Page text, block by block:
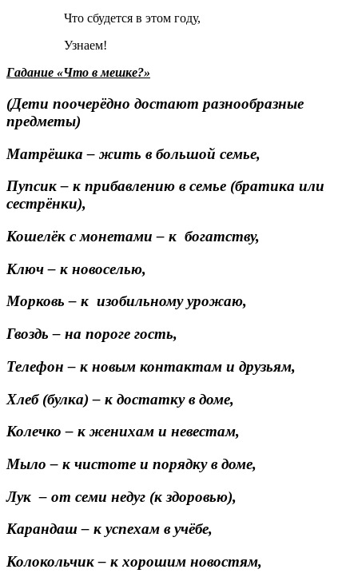
Что сбудется в этом году,
Узнаем!
Гадание «Что в мешке?»
(Дети поочерёдно достают разнообразные
предметы)
Матрёшка – жить в большой семье,
Пупсик– к прибавлению в семье (братика или
сестрёнки),
Кошелёк с монетами– к богатству,
Ключ– к новоселью,
Морковь – к изобильному урожаю,
Гвоздь – на пороге гость,
Телефон– к новым контактам и друзьям,
Хлеб (булка) – к достатку в доме,
Колечко– к женихам и невестам,
Мыло – к чистоте и порядку в доме,
Лук– от семи недуг (к здоровью),
Карандаш– к успехам в учёбе,
Колокольчик– к хорошим новостям,